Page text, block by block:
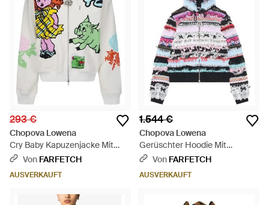
293 €
Chopova Lowena
Cry Baby Kapuzenjacke Mit
Grafischem Print - Weiß
Von FARFETCH
AUSVERKAUFT
1.544 €
Chopova Lowena
Gerüschter Hoodie Mit
Spitzenbesatz - Weiß
Von FARFETCH
AUSVERKAUFT